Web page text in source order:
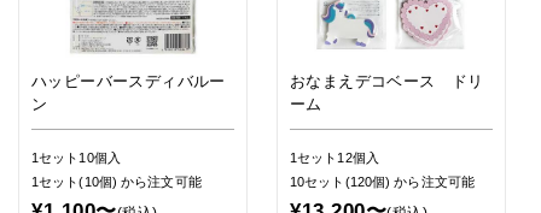
ハッピーバースディバルー
ン
1セット10個入
1セット(10個)から注文可能
おなまえデコベース ドリ
ーム
1セット12個入
10セット(120個)から注文可能